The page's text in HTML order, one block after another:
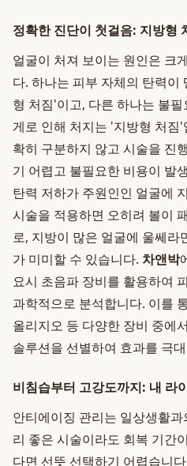
정확한 진단이 첫걸음: 지방형
얼굴이 처져 보이는 원인은 크
다. 하나는 피부 자체의 탄력
형 처짐'이고, 다른 하나는 불
게로 인해 처지는 '지방형 처짐
확히 구분하지 않고 시술을 진
기 어렵고 불필요한 비용이 발
탄력 저하가 주원인인 얼굴에
시술을 적용하면 오히려 볼이
로, 지방이 많은 얼굴에 울쎄라
가 미미할 수 있습니다. 차앤박
요시 초음파 장비를 활용하여
과학적으로 분석합니다. 이를
올리지오 등 다양한 장비 중에
솔루션을 선별하여 효과를 극
비침습부터 고강도까지: 내 라
안티에이징 관리는 일상생활
리 좋은 시술이라도 회복 기간
다면 선뜻 선택하기 어렵습니